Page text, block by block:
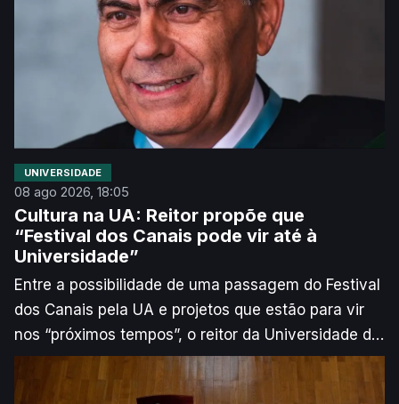
nos serviços da UA.
UNIVERSIDADE
08 ago 2026, 18:05
Cultura na UA: Reitor propõe que
“Festival dos Canais pode vir até à
Universidade”
Entre a possibilidade de uma passagem do Festival
dos Canais pela UA e projetos que estão para vir
nos “próximos tempos”, o reitor da Universidade de
Aveiro quer apostar na cultura como ponte entre os
Campi e a cidade.